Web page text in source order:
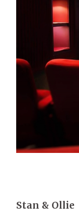
Stan & Ollie